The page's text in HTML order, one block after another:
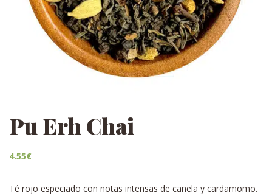
Pu Erh Chai
4.55€
Té rojo especiado con notas intensas de canela y cardamomo.